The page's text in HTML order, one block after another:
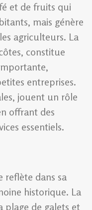
et de fruits qui
mais génère
agriculteurs. La
constitue
entreprises.
jouent un rôle
offrant des
essentiels.
reflète dans sa
historique. La
plage de galets et